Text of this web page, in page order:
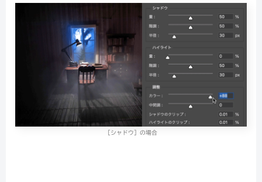
［シャドウ］の場合